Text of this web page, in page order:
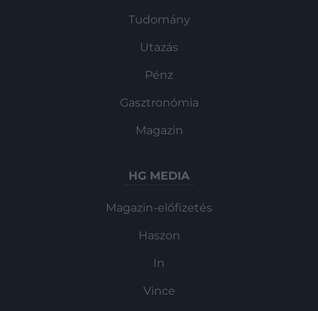
Tudomány
Utazás
Pénz
Gasztronómia
Magazin
HG MEDIA
Magazin-előfizetés
Haszon
In
Vince